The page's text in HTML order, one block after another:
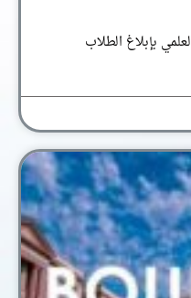
بإبلاغ الطلاب